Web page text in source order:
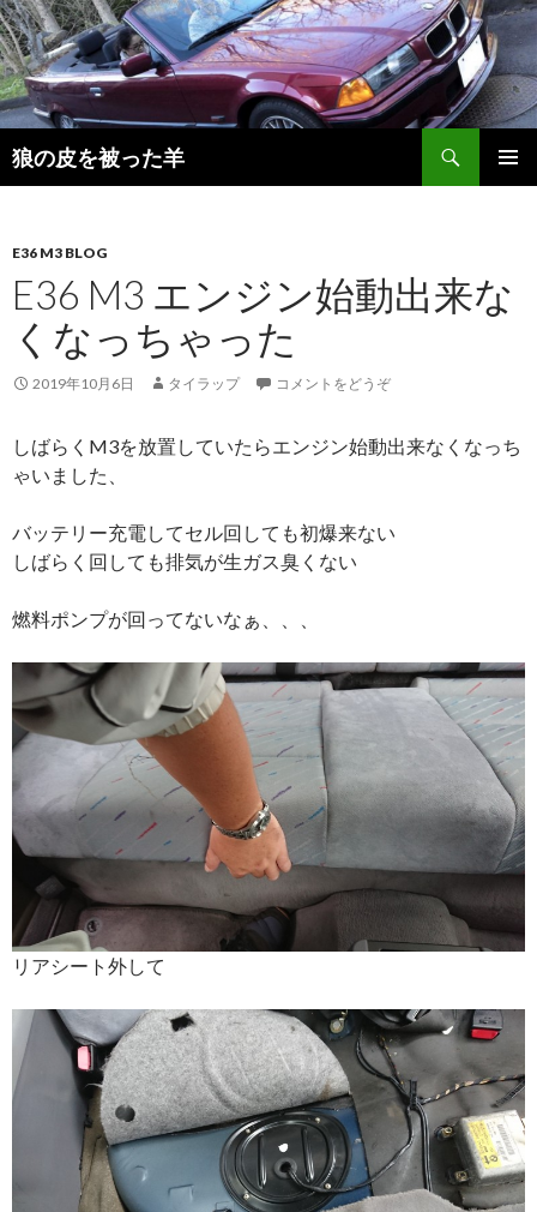
狼の皮を被った羊
検
索
ン
ツ
へ
移
動
E36 M3 BLOG
E36 M3 エンジン始動出来な
くなっちゃった
2019年10月6日 タイラップ コメントをどうぞ
しばらくM3を放置していたらエンジン始動出来なくなっち
ゃいました、
バッテリー充電してセル回しても初爆来ない
しばらく回しても排気が生ガス臭くない
燃料ポンプが回ってないなぁ、、、
リアシート外して